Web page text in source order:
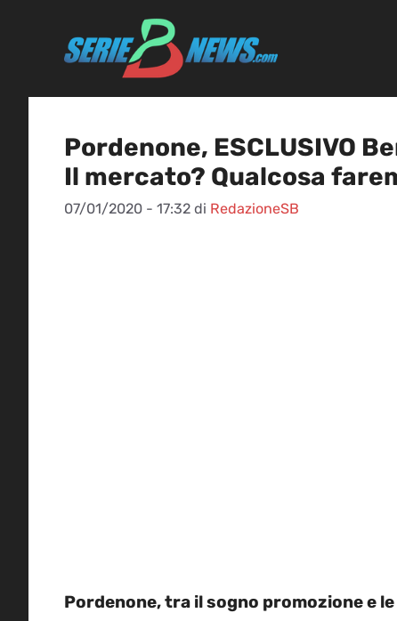
Pordenone, ESCLUSIVO
Il mercato? Qualcosa
07/01/2020 - 17:32 di RedazioneSB
Pordenone, tra il sogno promozione e